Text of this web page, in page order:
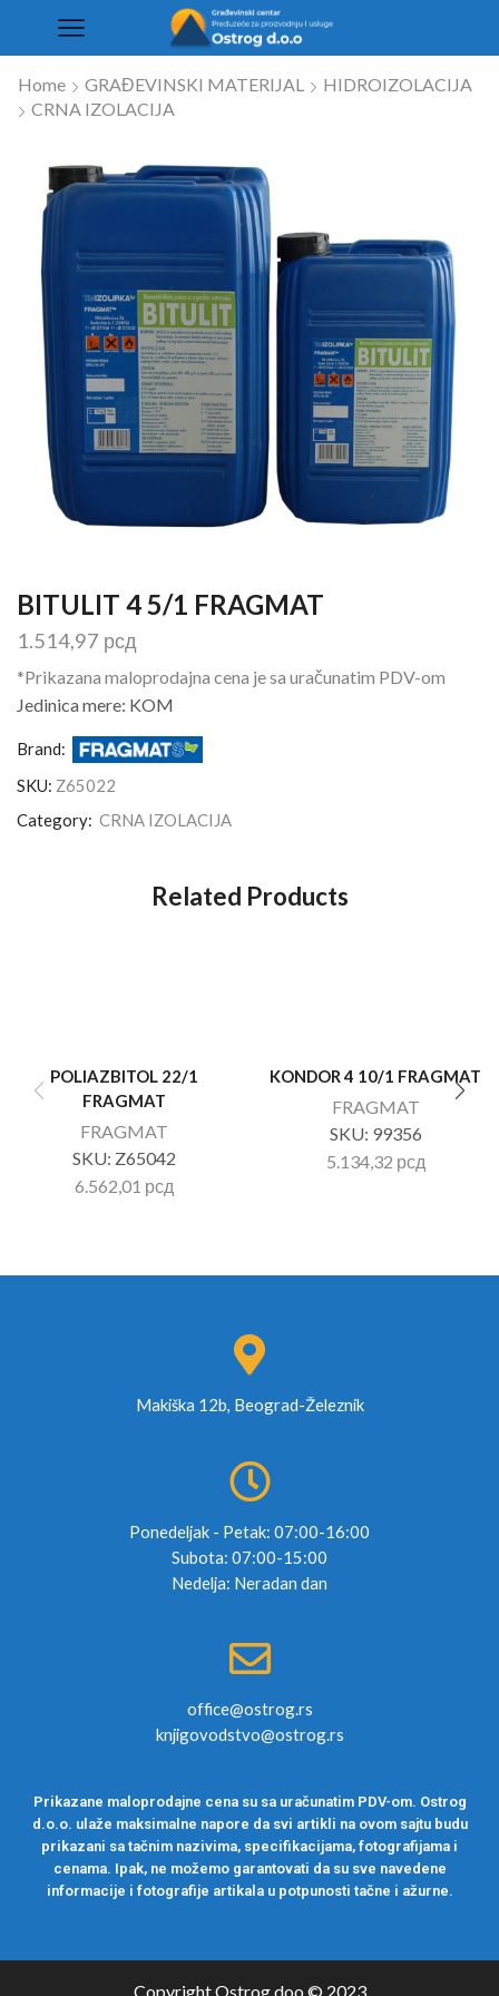
Home GRAĐEVINSKI MATERIJAL
HIDROIZOLACIJA
CRNA IZOLACIJA
BITULIT 4 5/1 FRAGMAT
1.514,97 рсд
*Prikazana maloprodajna cena je sa uračunatim PDV-om
Jedinica mere: KOM
Brand:
SKU: Z65022
Category: CRNA IZOLACIJA
Related Products
POLIAZBITOL 22/1
FRAGMAT
FRAGMAT
SKU: Z65042
6.562,01 рсд
KONDOR 4 10/1 FRAGMAT
FRAGMAT
SKU: 99356
5.134,32 рсд
Makiška 12b, Beograd-Železnik
Ponedeljak - Petak: 07:00-16:00
Subota: 07:00-15:00
Nedelja: Neradan dan
office@ostrog.rs
knjigovodstvo@ostrog.rs
Prikazane maloprodajne cena su sa uračunatim PDV-om. Ostrog
d.o.o. ulaže maksimalne napore da svi artikli na ovom sajtu budu
prikazani sa tačnim nazivima, specifikacijama, fotografijama i
cenama. Ipak, ne možemo garantovati da su sve navedene
informacije i fotografije artikala u potpunosti tačne i ažurne.
Copyright Ostrog doo © 2023